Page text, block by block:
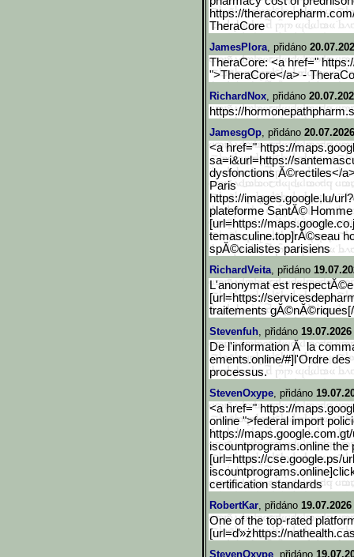
https://
TheraCore
JamesPlora, přidáno
TheraCore: <a href="
">TheraCore</a> -
RichardNox, přidáno
https://
JamesgOp, přidáno
<a href=" https://
sa=i&url=https://
dysfonctions Ă©rectiles</
Paris
https://images.google.lu/
plateforme SantĂ©
[url=https://maps.google.
temasculine.top]rĂ©seau
spĂ©cialistes parisiens
RichardVeita, přidáno
L'anonymat est
[url=https://
traitements
Stevenfuh, přidáno
De l'information Ă la
ements.online/#]l'Ordre
processus.
StevenOxype, přidáno
<a href=" https://
online ">federal import
https://maps.google.com.g
iscountprograms.online the
[url=https://cse.google.ps/
certification standards
RobertKar, přidáno
One of the top-rated
[url=ď»żhttps://
StevenOxype, přidáno